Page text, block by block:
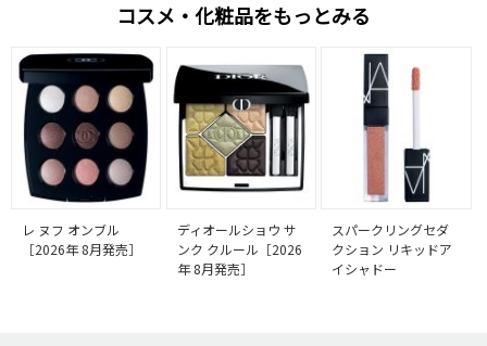
コスメ・化粧品をもっとみる
レ ヌフ オンブル
［2026年 8月発売］
ディオールショウ サ
ンク クルール［2026
年 8月発売］
スパークリングセダ
クション リキッドア
イシャドー